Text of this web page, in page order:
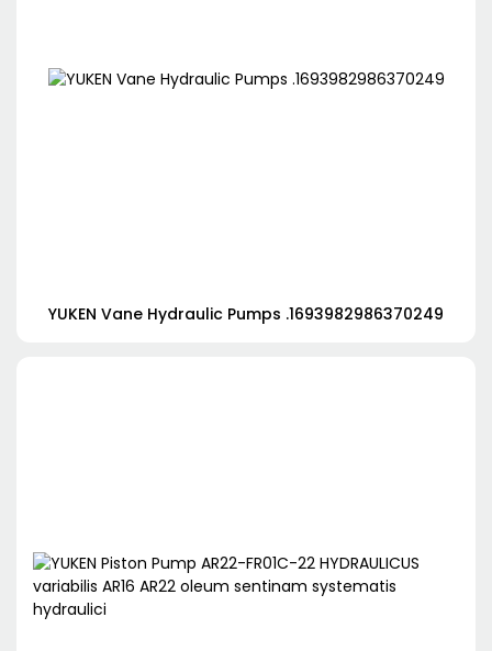
YUKEN Vane Hydraulic Pumps .1693982986370249